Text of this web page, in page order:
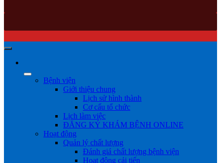
Bệnh viện
Giới thiệu chung
Lịch sử hình thành
Cơ cấu tổ chức
Lịch làm việc
ĐĂNG KÝ KHÁM BỆNH ONLINE
Hoạt động
Quản lý chất lượng
Đánh giá chất lượng bệnh viện
Hoạt động cải tiến